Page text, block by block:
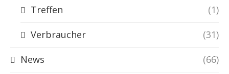
Treffen (1)
Verbraucher (31)
News (66)